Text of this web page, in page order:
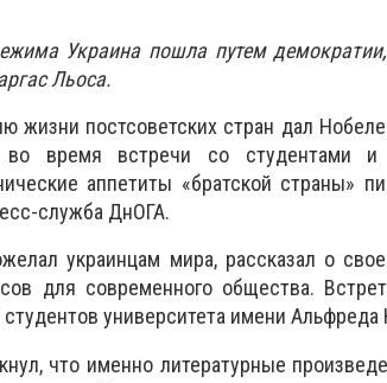
Украина пошла путем
Льоса.
жизни постсоветских стран дал
время встречи со студентами и
аппетиты «братской страны»
служба ДнОГА.
украинцам мира, рассказал о
для современного общества.
университета имени Альфреда
что именно литературные